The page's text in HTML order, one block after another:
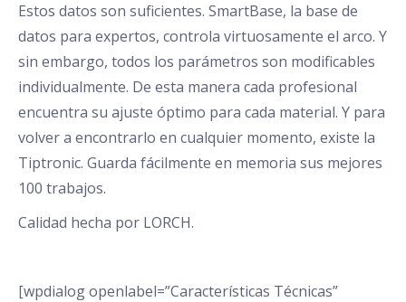
Estos datos son suficientes. SmartBase, la base de
datos para expertos, controla virtuosamente el arco. Y
sin embargo, todos los parámetros son modificables
individualmente. De esta manera cada profesional
encuentra su ajuste óptimo para cada material. Y para
volver a encontrarlo en cualquier momento, existe la
Tiptronic. Guarda fácilmente en memoria sus mejores
100 trabajos.
Calidad hecha por LORCH.
[wpdialog openlabel=”Características Técnicas”